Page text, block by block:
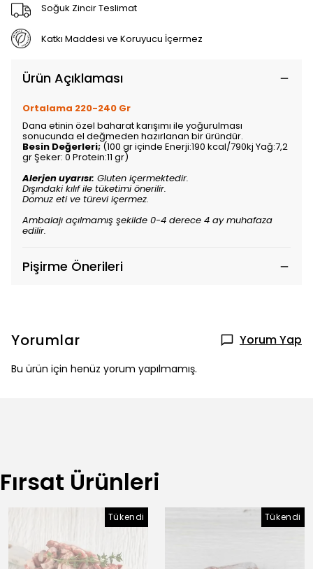
Soğuk Zincir Teslimat
Katkı Maddesi ve Koruyucu İçermez
Ürün Açıklaması
Ortalama 220-240 Gr
Dana etinin özel baharat karışımı ile yoğurulması
sonucunda el değmeden hazırlanan bir üründür.
Besin Değerleri;(100 gr içinde Enerji:190 kcal/790kj Yağ:7,2
gr Şeker: 0 Protein:11 gr)
Alerjen uyarısı: Gluten içermektedir.
Dışındaki kılıf ile tüketimi önerilir.
Domuz eti ve türevi içermez.
Ambalajı açılmamış şekilde 0-4 derece 4 ay muhafaza
edilir.
Pişirme Önerileri
Yorumlar Yorum Yap
Bu ürün için henüz yorum yapılmamış.
Fırsat Ürünleri
Tükendi Tükendi